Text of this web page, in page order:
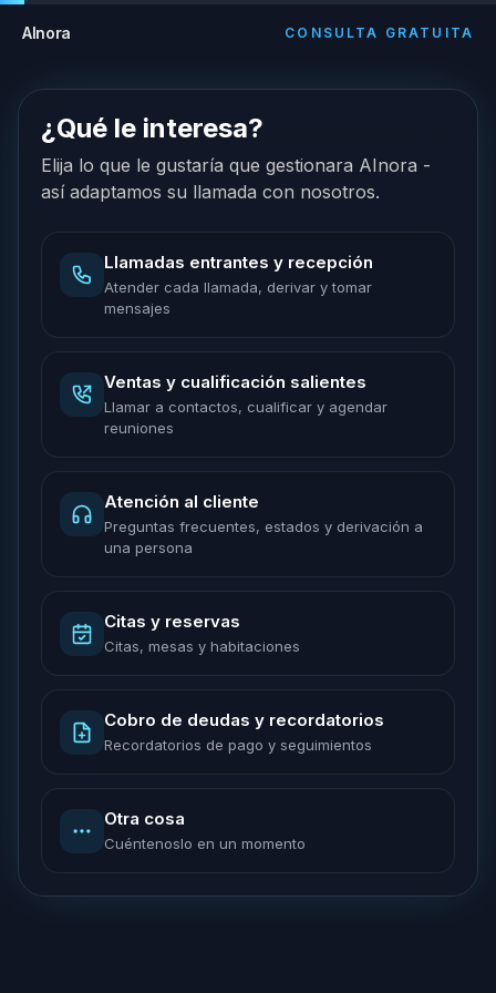
AInora CONSULTA GRATUITA
¿Qué le interesa?
Elija lo que le gustaría que gestionara AInora -
así adaptamos su llamada con nosotros.
Llamadas entrantes y recepción
Atender cada llamada, derivar y tomar
mensajes
Ventas y cualificación salientes
Llamar a contactos, cualificar y agendar
reuniones
Atención al cliente
Preguntas frecuentes, estados y derivación a
una persona
Citas y reservas
Citas, mesas y habitaciones
Cobro de deudas y recordatorios
Recordatorios de pago y seguimientos
Otra cosa
Cuéntenoslo en un momento